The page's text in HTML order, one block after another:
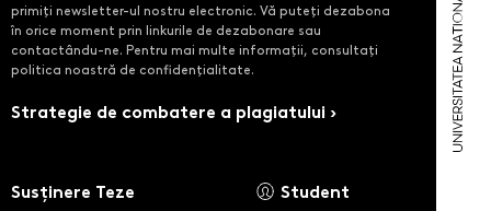
primiți newsletter-ul nostru electronic. Vă puteți dezabona
în orice moment prin linkurile de dezabonare sau
contactându-ne. Pentru mai multe informații, consultați
politica noastră de confidențialitate.
Strategie de combatere a plagiatului ›
Susținere Teze
Student